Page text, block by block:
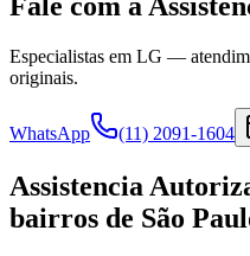
Fale com a
Especialistas em LG —
originais.
WhatsApp (11) 2091-1604
Assistencia
bairros de São